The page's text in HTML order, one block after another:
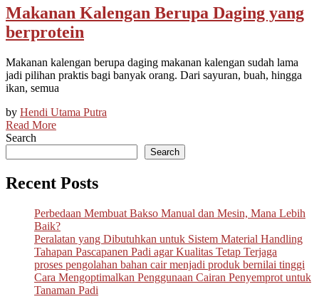
Makanan Kalengan Berupa Daging yang
berprotein
Makanan kalengan berupa daging makanan kalengan sudah lama
jadi pilihan praktis bagi banyak orang. Dari sayuran, buah, hingga
ikan, semua
by Hendi Utama Putra
Read More
Search
Search
Recent Posts
Perbedaan Membuat Bakso Manual dan Mesin, Mana Lebih
Baik?
Peralatan yang Dibutuhkan untuk Sistem Material Handling
Tahapan Pascapanen Padi agar Kualitas Tetap Terjaga
proses pengolahan bahan cair menjadi produk bernilai tinggi
Cara Mengoptimalkan Penggunaan Cairan Penyemprot untuk
Tanaman Padi